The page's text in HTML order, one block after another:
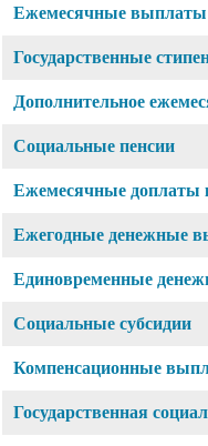
Ежемесячные выплаты
Государственные
Дополнительное
Социальные пенсии
Ежемесячные доплаты
Ежегодные денежные
Единовременные
Социальные субсидии
Компенсационные
Государственная